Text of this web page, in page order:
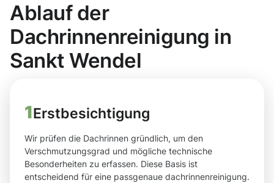
Ablauf der
Dachrinnenreinigung in
Sankt Wendel
1Erstbesichtigung
Wir prüfen die Dachrinnen gründlich, um den
Verschmutzungsgrad und mögliche technische
Besonderheiten zu erfassen. Diese Basis ist
entscheidend für eine passgenaue dachrinnenreinigung.